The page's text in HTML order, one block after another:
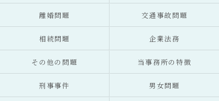
離婚問題 交通事故問題
相続問題 企業法務
その他の問題 当事務所の特徴
刑事事件 男女問題